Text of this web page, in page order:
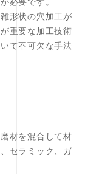
形状の穴加工が
重要な加工技術
て不可欠な手法
材を混合して材
セラミック、ガ